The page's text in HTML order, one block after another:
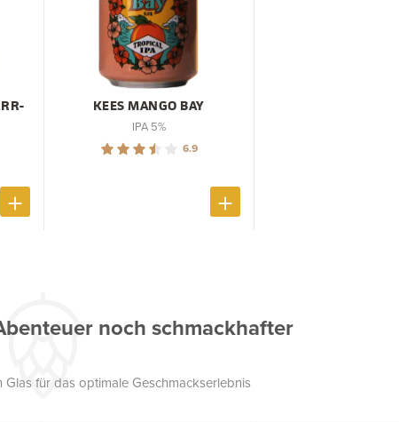
KEES MANGO BAY
IPA 5%
6.9
noch schmackhafter
für das optimale Geschmackserlebnis